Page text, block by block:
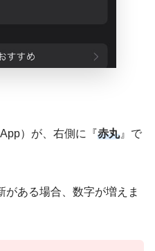
App）が、右側に『赤丸』で
ある場合、数字が増えま